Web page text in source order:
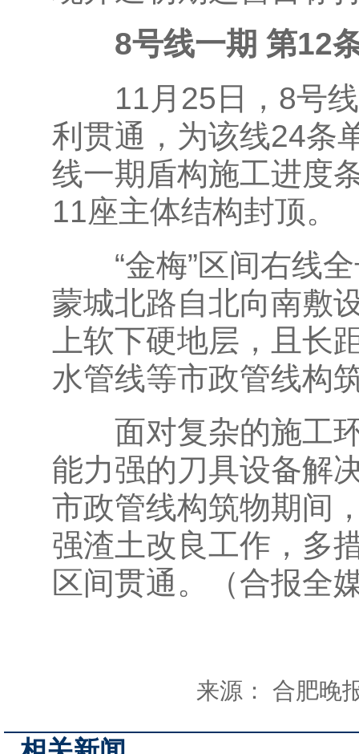
8号线一期 第12条
11月25日，8号线
利贯通，为该线24条
线一期盾构施工进度
11座主体结构封顶。
“金梅”区间右线全
蒙城北路自北向南敷
上软下硬地层，且长
水管线等市政管线构
面对复杂的施工环
能力强的刀具设备解
市政管线构筑物期间
强渣土改良工作，多
区间贯通。（合报全
来源： 合肥晚